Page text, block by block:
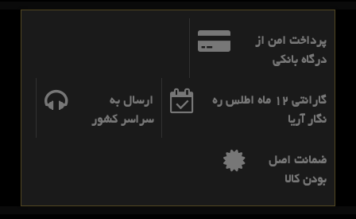
پرداخت امن از
درگاه بانکی
گارانتی 12 ماه اطلس ره
نگار آریا
ارسال به
سراسر کشور
ضمانت اصل
بودن کالا